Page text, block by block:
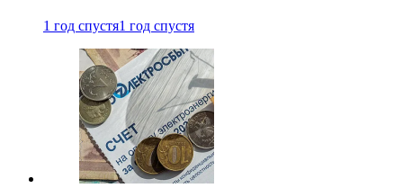
1 год спустя1 год спустя